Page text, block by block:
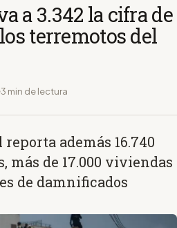
a 3.342 la cifra de
terremotos del
3 min de lectura
además 16.740
más de 17.000 viviendas
de damnificados